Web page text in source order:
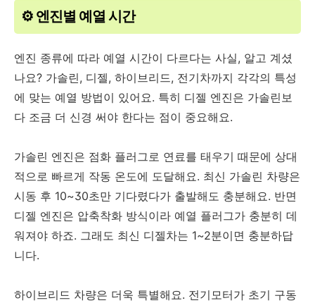
⚙️ 엔진별 예열 시간
엔진 종류에 따라 예열 시간이 다르다는 사실, 알고 계셨
나요? 가솔린, 디젤, 하이브리드, 전기차까지 각각의 특성
에 맞는 예열 방법이 있어요. 특히 디젤 엔진은 가솔린보
다 조금 더 신경 써야 한다는 점이 중요해요.
가솔린 엔진은 점화 플러그로 연료를 태우기 때문에 상대
적으로 빠르게 작동 온도에 도달해요. 최신 가솔린 차량은
시동 후 10~30초만 기다렸다가 출발해도 충분해요. 반면
디젤 엔진은 압축착화 방식이라 예열 플러그가 충분히 데
워져야 하죠. 그래도 최신 디젤차는 1~2분이면 충분하답
니다.
하이브리드 차량은 더욱 특별해요. 전기모터가 초기 구동